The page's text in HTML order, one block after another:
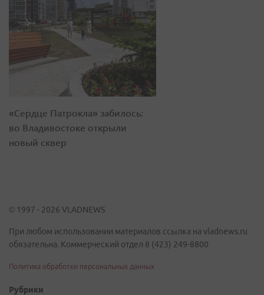
«Сердце Патрокла» забилось:
во Владивостоке открыли
новый сквер
© 1997 - 2026 VLADNEWS
При любом использовании материалов ссылка на vladnews.ru
обязательна. Коммерческий отдел 8 (423) 249-8800
Политика обработки персональных данных
Рубрики